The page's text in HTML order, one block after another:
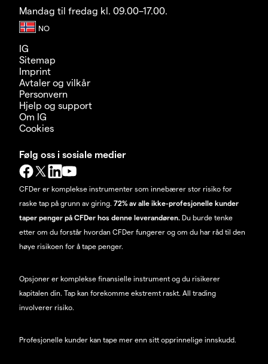
Mandag til fredag kl. 09.00–17.00.
IG
Sitemap
Imprint
Avtaler og vilkår
Personvern
Hjelp og support
Om IG
Cookies
Følg oss i sosiale medier
CFDer er komplekse instrumenter som innebærer stor risiko for
raske tap på grunn av giring. 72% av alle ikke-profesjonelle kunder
taper penger på CFDer hos denne leverandøren. Du burde tenke
etter om du forstår hvordan CFDer fungerer og om du har råd til den
høye risikoen for å tape penger.
Opsjoner er komplekse finansielle instrument og du risikerer
kapitalen din. Tap kan forekomme ekstremt raskt. All trading
involverer risiko.
Profesjonelle kunder kan tape mer enn sitt opprinnelige innskudd.